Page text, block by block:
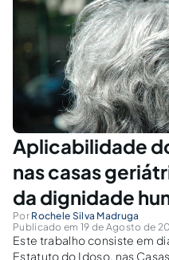
Aplicabilidade
nas casas
da dignidade
Por Rochele Silva Madruga
Publicado em 19 de Agosto de
Este trabalho consiste em
Estatuto do Idoso, nas